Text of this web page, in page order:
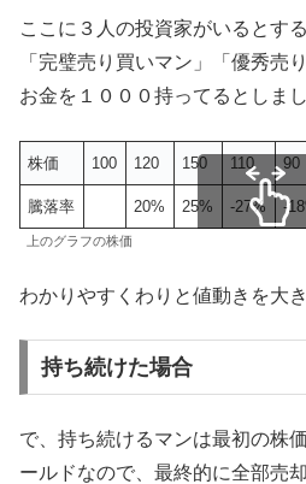
ここに３人の投資家がいるとす
「完璧売り買いマン」「優秀売
お金を１０００持ってるとしまし
株価 100 120 150 110 90
騰落率 20% 25% -27% -
上のグラフの株価
わかりやすくわりと値動きを大
持ち続けた場合
で、持ち続けるマンは最初の株
ールドなので、最終的に全部売